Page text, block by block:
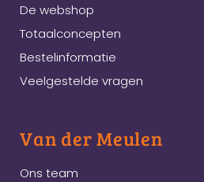
De webshop
Totaalconcepten
Bestelinformatie
Veelgestelde vragen
Van der Meulen
Ons team